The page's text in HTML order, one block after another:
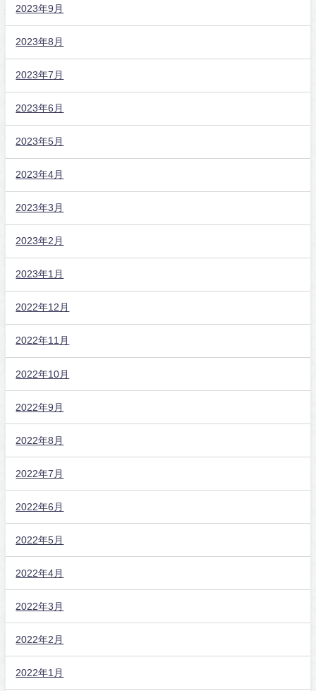
2023年9月
2023年8月
2023年7月
2023年6月
2023年5月
2023年4月
2023年3月
2023年2月
2023年1月
2022年12月
2022年11月
2022年10月
2022年9月
2022年8月
2022年7月
2022年6月
2022年5月
2022年4月
2022年3月
2022年2月
2022年1月